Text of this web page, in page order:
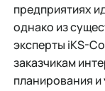
предприятиях
однако из
эксперты iKS-
заказчикам
планирования и